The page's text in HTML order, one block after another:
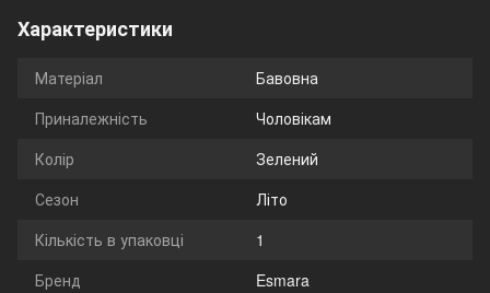
Характеристики
Матеріал
Бавовна
Приналежність
Чоловікам
Колір
Зелений
Сезон
Літо
Кількість в упаковці
1
Бренд
Esmara